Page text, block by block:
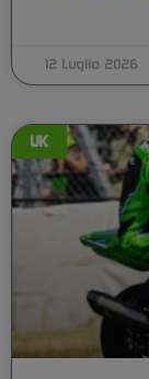
12 Luglio 2026
UK